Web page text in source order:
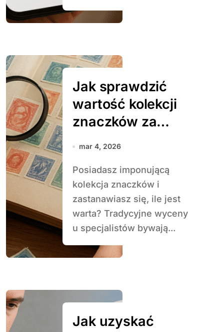
Jak sprawdzić
wartość kolekcji
znaczków za
darmo
mar 4, 2026
Posiadasz imponującą
kolekcja znaczków i
zastanawiasz się, ile jest
warta? Tradycyjne wyceny
u specjalistów bywają...
Jak uzyskać